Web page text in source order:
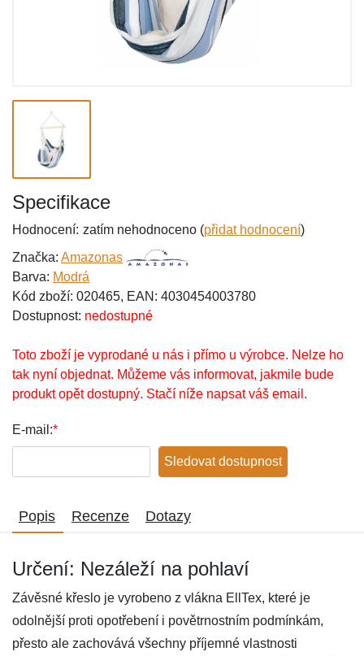
Specifikace
Hodnocení: zatím nehodnoceno (přidat hodnocení)
Značka: Amazonas
Barva: Modrá
Kód zboží: 020465, EAN: 4030454003780
Dostupnost: nedostupné
Toto zboží je vyprodané u nás i přímo u výrobce. Nelze ho
tak nyní objednat. Můžeme vás informovat, jakmile bude
produkt opět dostupný. Stačí níže napsat váš email.
E-mail:*
Sledovat dostupnost
Popis Recenze Dotazy
Určení: Nezáleží na pohlaví
Závěsné křeslo je vyrobeno z vlákna EllTex, které je
odolnější proti opotřebení i povětrnostním podmínkám,
přesto ale zachovává všechny příjemné vlastnosti